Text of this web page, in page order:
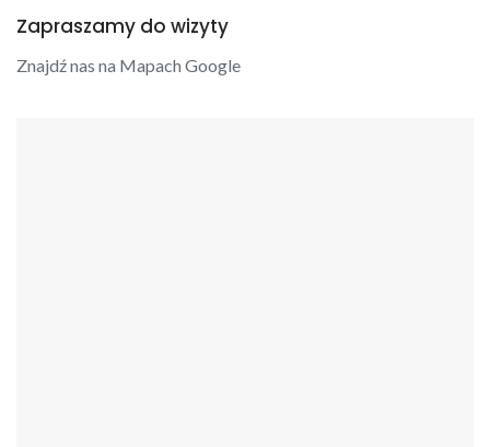
Zapraszamy do wizyty
Znajdź nas na Mapach Google